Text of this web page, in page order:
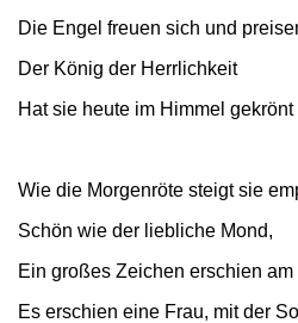
Die Engel freuen sich und
Der König der Herrlichkeit
Hat sie heute im Himmel gekrönt
Wie die Morgenröte steigt sie
Schön wie der liebliche Mond,
Ein großes Zeichen erschien am
Es erschien eine Frau, mit der